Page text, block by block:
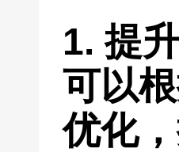
1. 提
可以
优化